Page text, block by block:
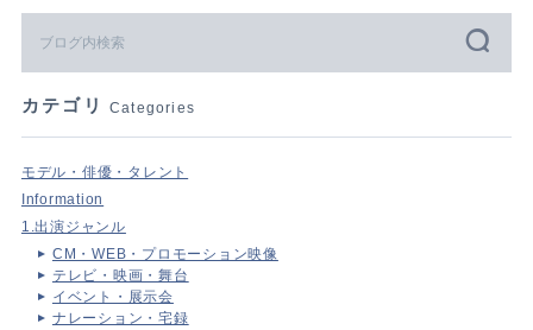
カテゴリ Categories
モデル・俳優・タレント
Information
1.出演ジャンル
CM・WEB・プロモーション映像
テレビ・映画・舞台
イベント・展示会
ナレーション・宅録